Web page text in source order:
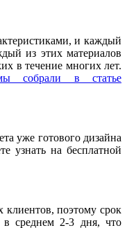
и каждый
из этих материалов
в течение многих лет.
собрали в статье
уже готового дизайна
узнать на бесплатной
поэтому срок
в среднем 2-3 дня, что